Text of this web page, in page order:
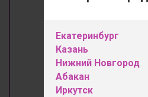
Екатеринбург
Казань
Нижний Новгород
Абакан
Иркутск